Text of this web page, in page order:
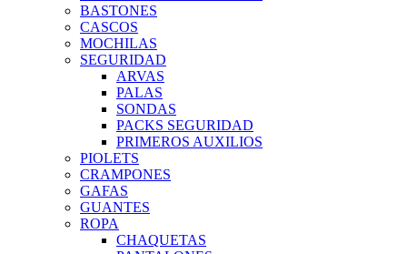
BASTONES
CASCOS
MOCHILAS
SEGURIDAD
ARVAS
PALAS
SONDAS
PACKS SEGURIDAD
PRIMEROS AUXILIOS
PIOLETS
CRAMPONES
GAFAS
GUANTES
ROPA
CHAQUETAS